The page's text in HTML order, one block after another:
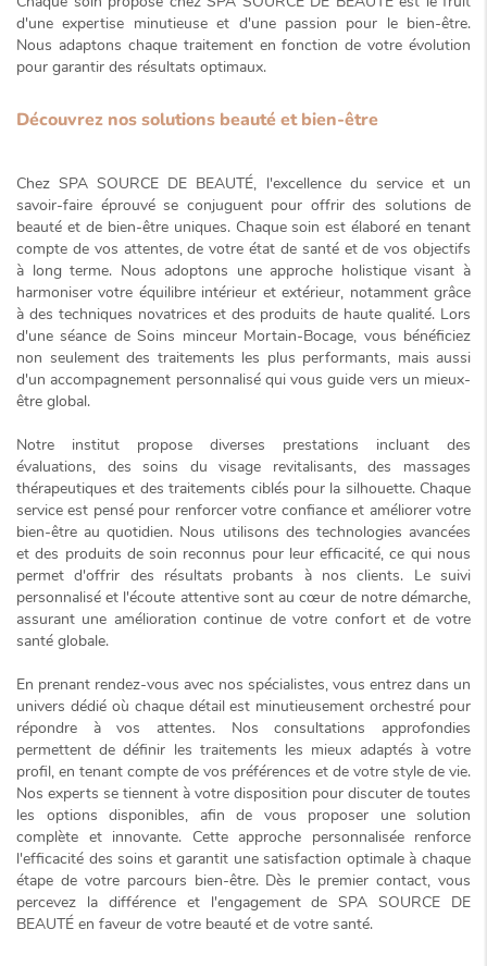
d'une expertise minutieuse et d'une passion pour le bien-être.
Nous adaptons chaque traitement en fonction de votre évolution
pour garantir des résultats optimaux.
Découvrez nos solutions beauté et bien-être
Chez SPA SOURCE DE BEAUTÉ, l'excellence du service et un
savoir-faire éprouvé se conjuguent pour offrir des solutions de
beauté et de bien-être uniques. Chaque soin est élaboré en tenant
compte de vos attentes, de votre état de santé et de vos objectifs
à long terme. Nous adoptons une approche holistiquevisant à
harmoniser votre équilibre intérieur et extérieur, notamment grâce
à des techniques novatrices et des produits de haute qualité. Lors
d'une séance deSoins minceur Mortain-Bocage, vous bénéficiez
non seulement des traitements les plus performants, mais aussi
d'un accompagnement personnalisé qui vous guide vers un mieux-
être global.
Notre institut propose diverses prestations incluant des
évaluations, des soins du visage revitalisants, des massages
thérapeutiques et des traitements ciblés pour la silhouette. Chaque
service est pensé pour renforcer votre confiance et améliorer votre
bien-être au quotidien. Nous utilisons des technologies avancées
et des produits de soin reconnus pour leur efficacité, ce qui nous
permet d'offrir des résultats probants à nos clients. Le suivi
personnalisé et l'écoute attentive sont au cœur de notre démarche,
assurant une amélioration continue de votre confort et de votre
santé globale.
En prenant rendez-vous avec nos spécialistes, vous entrez dans un
univers dédié où chaque détail est minutieusement orchestré pour
répondre à vos attentes. Nos consultations approfondies
permettent de définir les traitements les mieux adaptés à votre
profil, en tenant compte de vos préférences et de votre style de vie.
Nos experts se tiennent à votre disposition pour discuter de toutes
les options disponibles, afin de vous proposer une solution
complète et innovante. Cette approche personnalisée renforce
l'efficacité des soins et garantit une satisfaction optimale à chaque
étape de votre parcours bien-être. Dès le premier contact, vous
percevez la différence et l'engagement de SPA SOURCE DE
BEAUTÉ en faveur de votre beauté et de votre santé.